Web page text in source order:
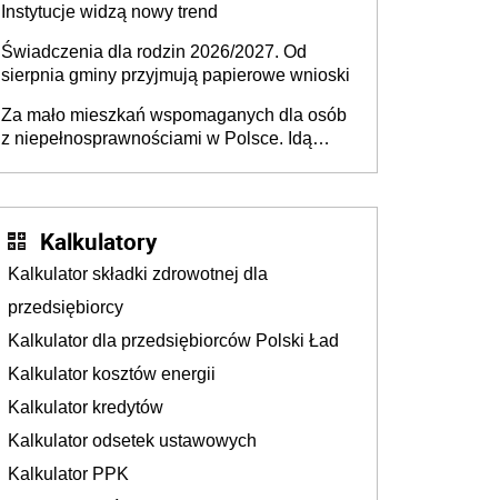
Instytucje widzą nowy trend
Świadczenia dla rodzin 2026/2027. Od
sierpnia gminy przyjmują papierowe wnioski
Za mało mieszkań wspomaganych dla osób
z niepełnosprawnościami w Polsce. Idą
Kalkulatory
Kalkulator składki zdrowotnej dla
przedsiębiorcy
Kalkulator dla przedsiębiorców Polski Ład
Kalkulator kosztów energii
Kalkulator kredytów
Kalkulator odsetek ustawowych
Kalkulator PPK